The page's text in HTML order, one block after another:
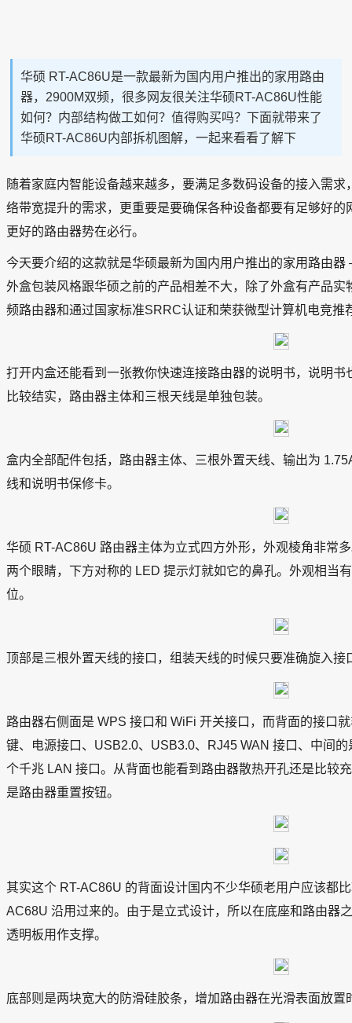
华硕 RT-AC86U是一款最新为国内用户推出的家用路由
器，2900M双频，很多网友很关注华硕RT-AC86U性能
如何？内部结构做工如何？值得购买吗？下面就带来了
华硕RT-AC86U内部拆机图解，一起来看看了解下
随着家庭内智能设备越来越多，要满足多数码设备的接入需
络带宽提升的需求，更重要是要确保各种设备都要有足够好
更好的路由器势在必行。
今天要介绍的这款就是华硕最新为国内用户推出的家用路由
外盒包装风格跟华硕之前的产品相差不大，除了外盒有产品
频路由器和通过国家标准SRRC认证和荣获微型计算机电竞推
打开内盒还能看到一张教你快速连接路由器的说明书，说明
比较结实，路由器主体和三根天线是单独包装。
盒内全部配件包括，路由器主体、三根外置天线、输出为
线和说明书保修卡。
华硕 RT-AC86U 路由器主体为立式四方外形，外观棱角非常
两个眼睛，下方对称的 LED 提示灯就如它的鼻孔。外观相当
位。
顶部是三根外置天线的接口，组装天线的时候只要准确旋入接
路由器右侧面是 WPS 接口和 WiFi 开关接口，而背面的接口
键、电源接口、USB2.0、USB3.0、RJ45 WAN 接口、中间
个千兆 LAN 接口。从背面也能看到路由器散热开孔还是比较
是路由器重置按钮。
其实这个 RT-AC86U 的背面设计国内不少华硕老用户应该都
AC68U 沿用过来的。由于是立式设计，所以在底座和路由器
透明板用作支撑。
底部则是两块宽大的防滑硅胶条，增加路由器在光滑表面放置